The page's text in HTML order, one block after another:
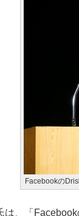
Facebookの
、「Facebook